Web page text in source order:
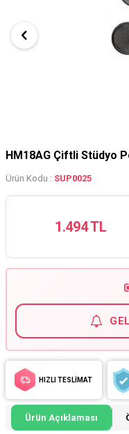
HM18AG Çiftli Stüdyo
Ürün Kodu : SUP0025
1.494 TL
HIZLI TESLİMAT
Ürün Açıklaması